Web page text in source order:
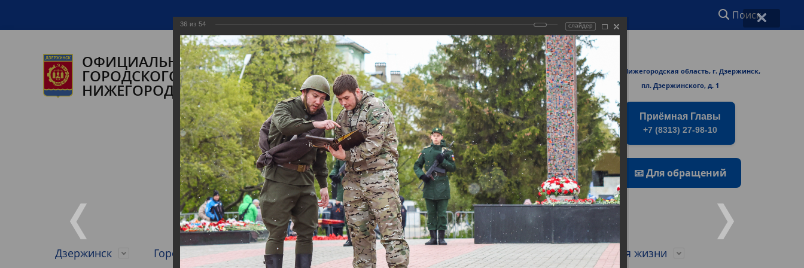
Поиск
ОФИЦИАЛЬНЫЙ САЙТ АДМИНИСТРАЦИИ
ГОРОДСКОГО ОКРУГА ГОРОД ДЗЕРЖИНСК
НИЖЕГОРОДСКОЙ ОБЛАСТИ
Точный прогноз погоды в Дзержинске
https://world-weather.ru/informers/
🛜Карта WiFi🛜
606000 Нижегородская область, г. Дзержинск,
пл. Дзержинского, д. 1
Приёмная Главы
+7 (8313) 27-98-10
📧 Для обращений
Дзержинск Городской округ Городская среда Экономика и имущество Город для жизни
36 из 54 слайдер